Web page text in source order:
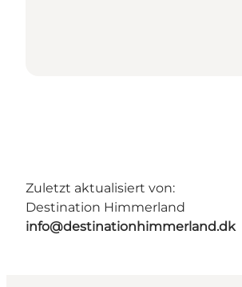
Zuletzt aktualisiert von:
Destination Himmerland
info@destinationhimmerland.dk